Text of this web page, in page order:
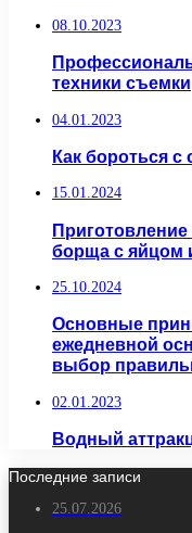
08.10.2023
техники съемки
04.01.2023
Как бороться с
15.01.2024
Приготовление
борща с яйцом
25.10.2024
Основные
ежедневной
выбор
02.01.2023
Водный
Последние записи
25.07.2026